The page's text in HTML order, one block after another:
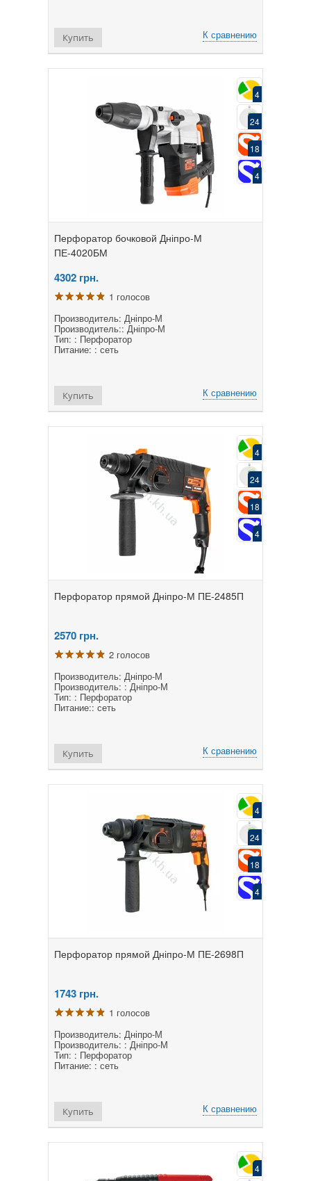
К сравнению
Купить
4
24
18
4
Перфоратор бочковой Дніпро-М
ПЕ-4020БМ
4302 грн.
1 голосов
Производитель: Дніпро-М
Производитель:: Дніпро-М
Тип: : Перфоратор
Питание: : сеть
К сравнению
Купить
4
24
18
4
Перфоратор прямой Дніпро-М ПЕ-2485П
2570 грн.
2 голосов
Производитель: Дніпро-М
Производитель: : Дніпро-М
Тип: : Перфоратор
Питание:: сеть
К сравнению
Купить
4
24
18
4
Перфоратор прямой Дніпро-М ПЕ-2698П
1743 грн.
1 голосов
Производитель: Дніпро-М
Производитель: : Дніпро-М
Тип: : Перфоратор
Питание: : сеть
К сравнению
Купить
4